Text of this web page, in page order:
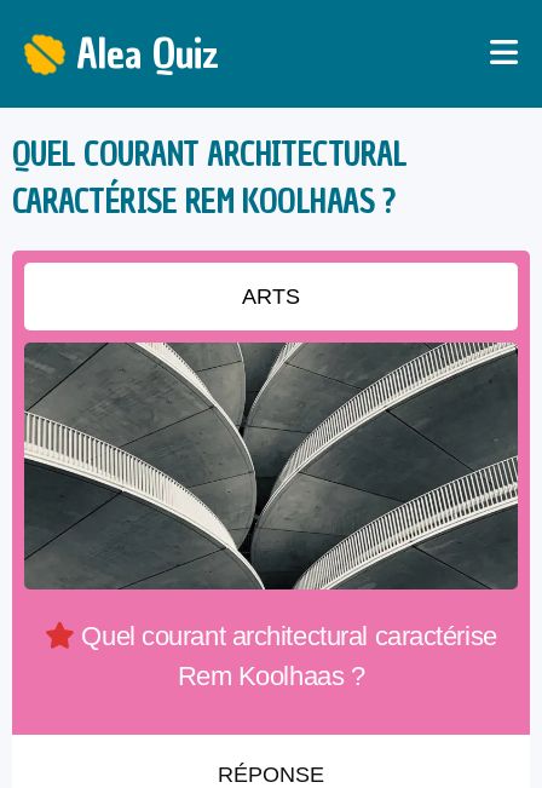
Alea Quiz
QUEL COURANT ARCHITECTURAL
CARACTÉRISE REM KOOLHAAS ?
ARTS
Quel courant architectural caractérise
Rem Koolhaas ?
RÉPONSE